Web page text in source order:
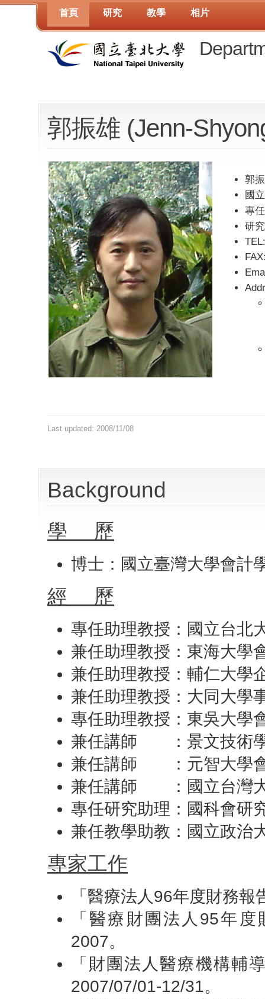
首頁 研究 教學 相片
郭振雄 (Jenn-
郭
國
專
研
Last updated: 2008/11/08
Background
學 歷
博士：國立臺灣大學會計
經 歷
專任助理教授：國立台北
兼任助理教授：東海大學
兼任助理教授：輔仁大
兼任助理教授：大同大
專任助理教授：東吳大
兼任講師 ：景文技術
兼任講師 ：元智大學
兼任講師 ：國立台灣大
專任研究助理：國科會
兼任教學助教：國立政
專家工作
「醫療法人96年度財務
「醫療財團法人95年
2007。
「財團法人醫療機構輔
2007/07/01-12/31。